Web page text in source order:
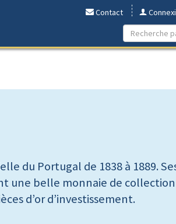
Contact
du Portugal de 1838 à 1889.
une belle monnaie de collection
d’or d’investissement.